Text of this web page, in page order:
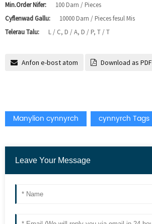
Min.Order Nifer:
100 Darn / Pieces
Cyflenwad Gallu:
10000 Darn / Pieces fesul Mis
Telerau Talu:
L / C, D / A, D / P, T / T
Anfon e-bost atom Download as PDF
Manylion cynnyrch cynnyrch Tags